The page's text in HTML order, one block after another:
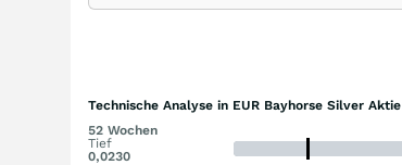
Technische Analyse in EUR Bayhorse Silver Aktie
52 Wochen
Tief
0,0230